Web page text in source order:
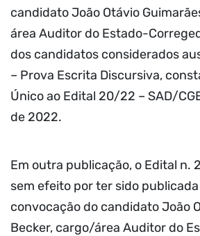
candidato João Otávio
área Auditor do Estado-
dos candidatos considerados
– Prova Escrita Discursiva,
Único ao Edital 20/22 – SAD/
de 2022.
Em outra publicação, o Edital n.
sem efeito por ter sido
convocação do candidato João
Becker, cargo/área Auditor do